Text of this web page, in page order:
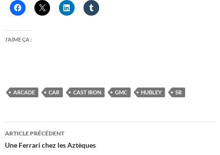
J’AIME ÇA :
ARCADE CAR CAST IRON GMC HUBLEY SR
Navigation
des
ARTICLE PRÉCÉDENT
Une Ferrari chez les Aztèques